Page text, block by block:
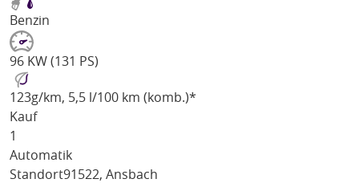
Benzin
96 KW (131 PS)
123g/km, 5,5 l/100 km (komb.)*
Kauf
1
Automatik
Standort91522, Ansbach